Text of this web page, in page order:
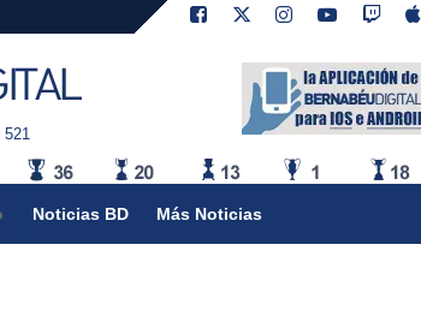
521
Noticias BD Más Noticias